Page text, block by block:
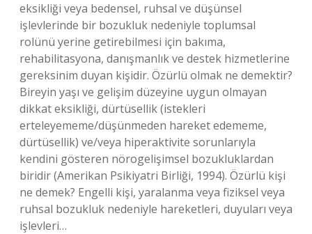
eksikliği veya bedensel, ruhsal ve düşünsel
işlevlerinde bir bozukluk nedeniyle toplumsal
rolünü yerine getirebilmesi için bakıma,
rehabilitasyona, danışmanlık ve destek hizmetlerine
gereksinim duyan kişidir. Özürlü olmak ne demektir?
Bireyin yaşı ve gelişim düzeyine uygun olmayan
dikkat eksikliği, dürtüsellik (istekleri
erteleyememe/düşünmeden hareket edememe,
dürtüsellik) ve/veya hiperaktivite sorunlarıyla
kendini gösteren nörogelişimsel bozukluklardan
biridir (Amerikan Psikiyatri Birliği, 1994). Özürlü kişi
ne demek? Engelli kişi, yaralanma veya fiziksel veya
ruhsal bozukluk nedeniyle hareketleri, duyuları veya
işlevleri…